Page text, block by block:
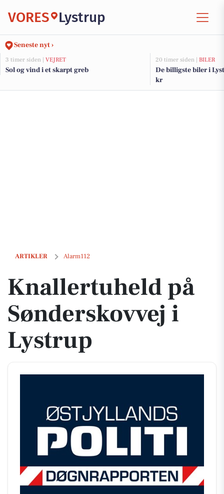
VORES Lystrup
Seneste nyt ›
3 timer siden | VEJRET
Sol og vind i et skarpt greb
20 timer siden | BILER
De billigste biler i
kr
ARTIKLER Alarm112
Knallertuheld på Sønderskovvej i Lystrup
Knallertuheld på
Sønderskovvej i
Lystrup